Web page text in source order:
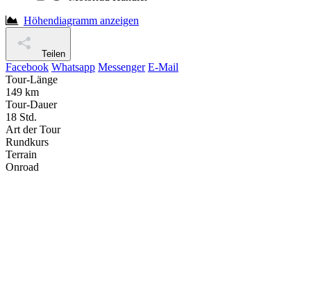
Höhendiagramm anzeigen
Teilen
Facebook Whatsapp Messenger E-Mail
Tour-Länge
149 km
Tour-Dauer
18 Std.
Art der Tour
Rundkurs
Terrain
Onroad